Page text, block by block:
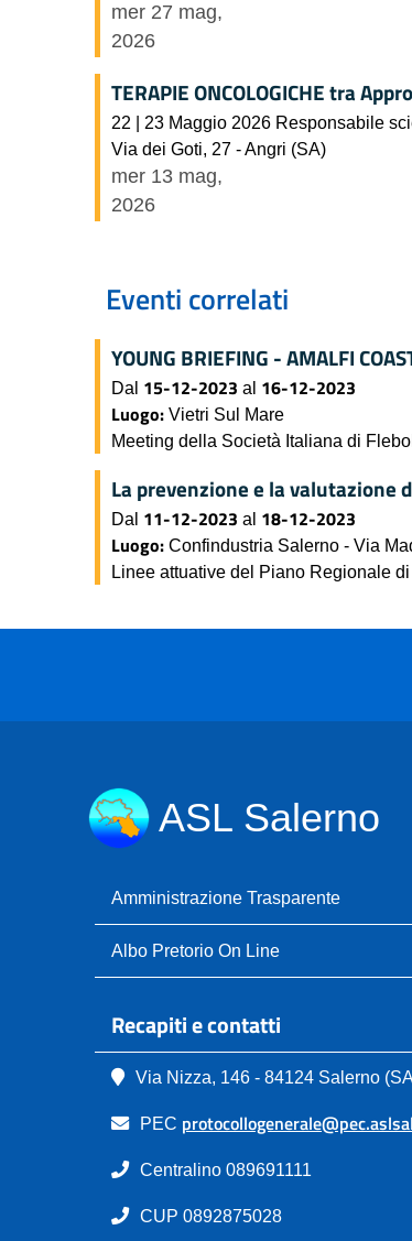
mer 27 mag,
2026
TERAPIE ONCOLOGICHE tra
22 | 23 Maggio 2026 Responsabile
Via dei Goti, 27 - Angri (SA)
mer 13 mag,
2026
Eventi correlati
YOUNG BRIEFING - AMALFI
Dal 15-12-2023 al 16-12-2023
Luogo: Vietri Sul Mare
Meeting della Società Italiana di
La prevenzione e la valutazione
Dal 11-12-2023 al 18-12-2023
Luogo: Confindustria Salerno - Via
Linee attuative del Piano Regionale
ASL Salerno
Amministrazione Trasparente
Albo Pretorio On Line
Recapiti e contatti
Via Nizza, 146 - 84124 Salerno
PEC
Centralino 089691111
CUP 0892875028